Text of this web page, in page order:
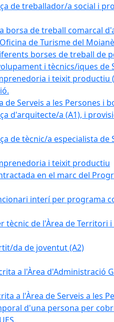
de treballador/a social i
de treball comarcal
de Turisme del
borses de treball de
i tècnics/iques de
i teixit
Serveis a les Persones i
d'arquitecte/a (A1), i
de tècnic/a especialista de
i teixit productiu
en el marc del
interí per programa
tècnic de l'Àrea de
da de joventut (A2)
a l'Àrea d'Administració
a l'Àrea de Serveis a les
d'una persona per